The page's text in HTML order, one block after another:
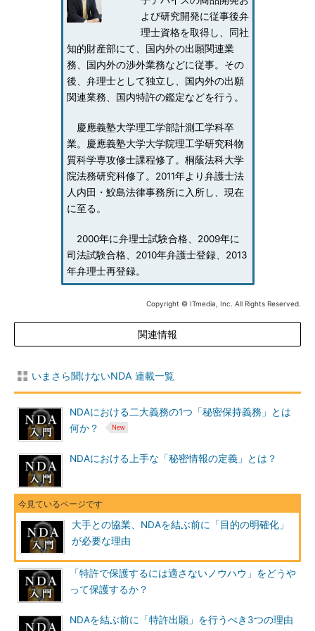
よび研究開発に従事後弁
理士資格を取得し、同社
知的財産部にて、国内外の出願関連業
務、国内外の渉外業務などに従事。その
後、弁理士として独立し、国内外の出願
関連業務、国内特許の鑑定などを行う。
慶應義塾大学理工学部計測工学科卒
業。慶應義塾大学大学院理工学研究科物
質科学専攻修士課程修了。桐蔭法科大学
院法務研究科修了。2011年より弁護士法
人内田・鮫島法律事務所に入所し、現在
に至る。
2000年に弁理士試験合格、2009年に
司法試験合格、2010年弁護士登録、2013
年弁理士再登録。
Copyright © ITmedia, Inc. All Rights Reserved.
関連情報
いまさら聞けないNDA 連載一覧
NDAにおける二大義務の1つ「秘密保持義務」とは
何か？
NDAにおける上手な「秘密情報の定義」とは？
大手との協業、NDAを結ぶ前に「目的の明確化」
が必要な理由
「特許で保護するには適さないノウハウ」をどうや
って保護するか？
NDAを結ぶ前に「特許出願」を行うべき3つの理由